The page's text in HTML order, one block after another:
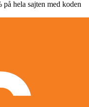
hela sajten med koden